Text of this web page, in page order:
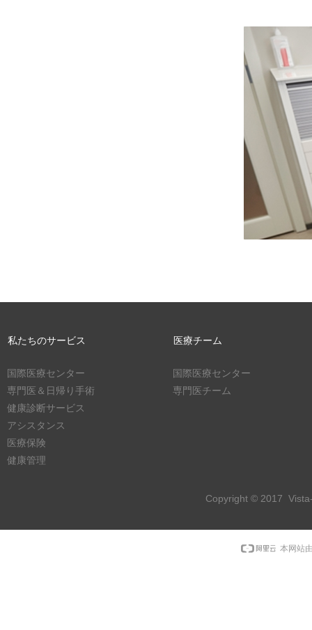
私たちのサービス 医療チーム
国際医療センター
専門医＆日帰り手術
健康診断サービス
アシスタンス
医療保険
健康管理
国際医療センター
専門医チーム
Copyright © 2017
本网站